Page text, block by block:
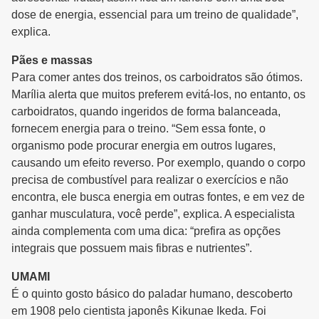
dose de energia, essencial para um treino de qualidade”,
explica.
Pães e massas
Para comer antes dos treinos, os carboidratos são ótimos.
Marília alerta que muitos preferem evitá-los, no entanto, os
carboidratos, quando ingeridos de forma balanceada,
fornecem energia para o treino. “Sem essa fonte, o
organismo pode procurar energia em outros lugares,
causando um efeito reverso. Por exemplo, quando o corpo
precisa de combustível para realizar o exercícios e não
encontra, ele busca energia em outras fontes, e em vez de
ganhar musculatura, você perde”, explica. A especialista
ainda complementa com uma dica: “prefira as opções
integrais que possuem mais fibras e nutrientes”.
UMAMI
É o quinto gosto básico do paladar humano, descoberto
em 1908 pelo cientista japonês Kikunae Ikeda. Foi